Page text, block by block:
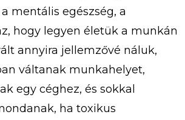
mentális egészség, a
hogy legyen életük a munkán
annyira jellemzővé náluk,
váltanak munkahelyet,
egy céghez, és sokkal
ha toxikus